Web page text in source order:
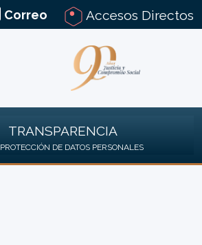
Correo Accesos Directos
TRANSPARENCIA
PROTECCIÓN DE DATOS PERSONALES